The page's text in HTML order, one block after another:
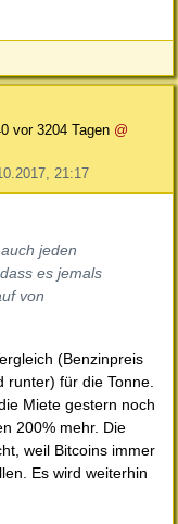
vor 3204 Tagen @
21:17
jeden
es jemals
von
(Benzinpreis
runter) für die Tonne.
Miete gestern noch
200% mehr. Die
weil Bitcoins immer
Es wird weiterhin